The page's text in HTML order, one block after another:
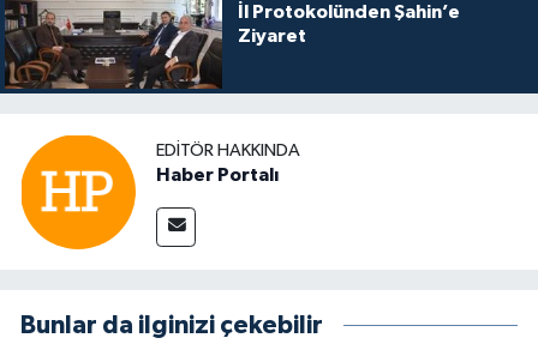
İl Protokolünden Şahin’e
Ziyaret
EDITÖR HAKKINDA
Haber Portalı
Bunlar da ilginizi çekebilir